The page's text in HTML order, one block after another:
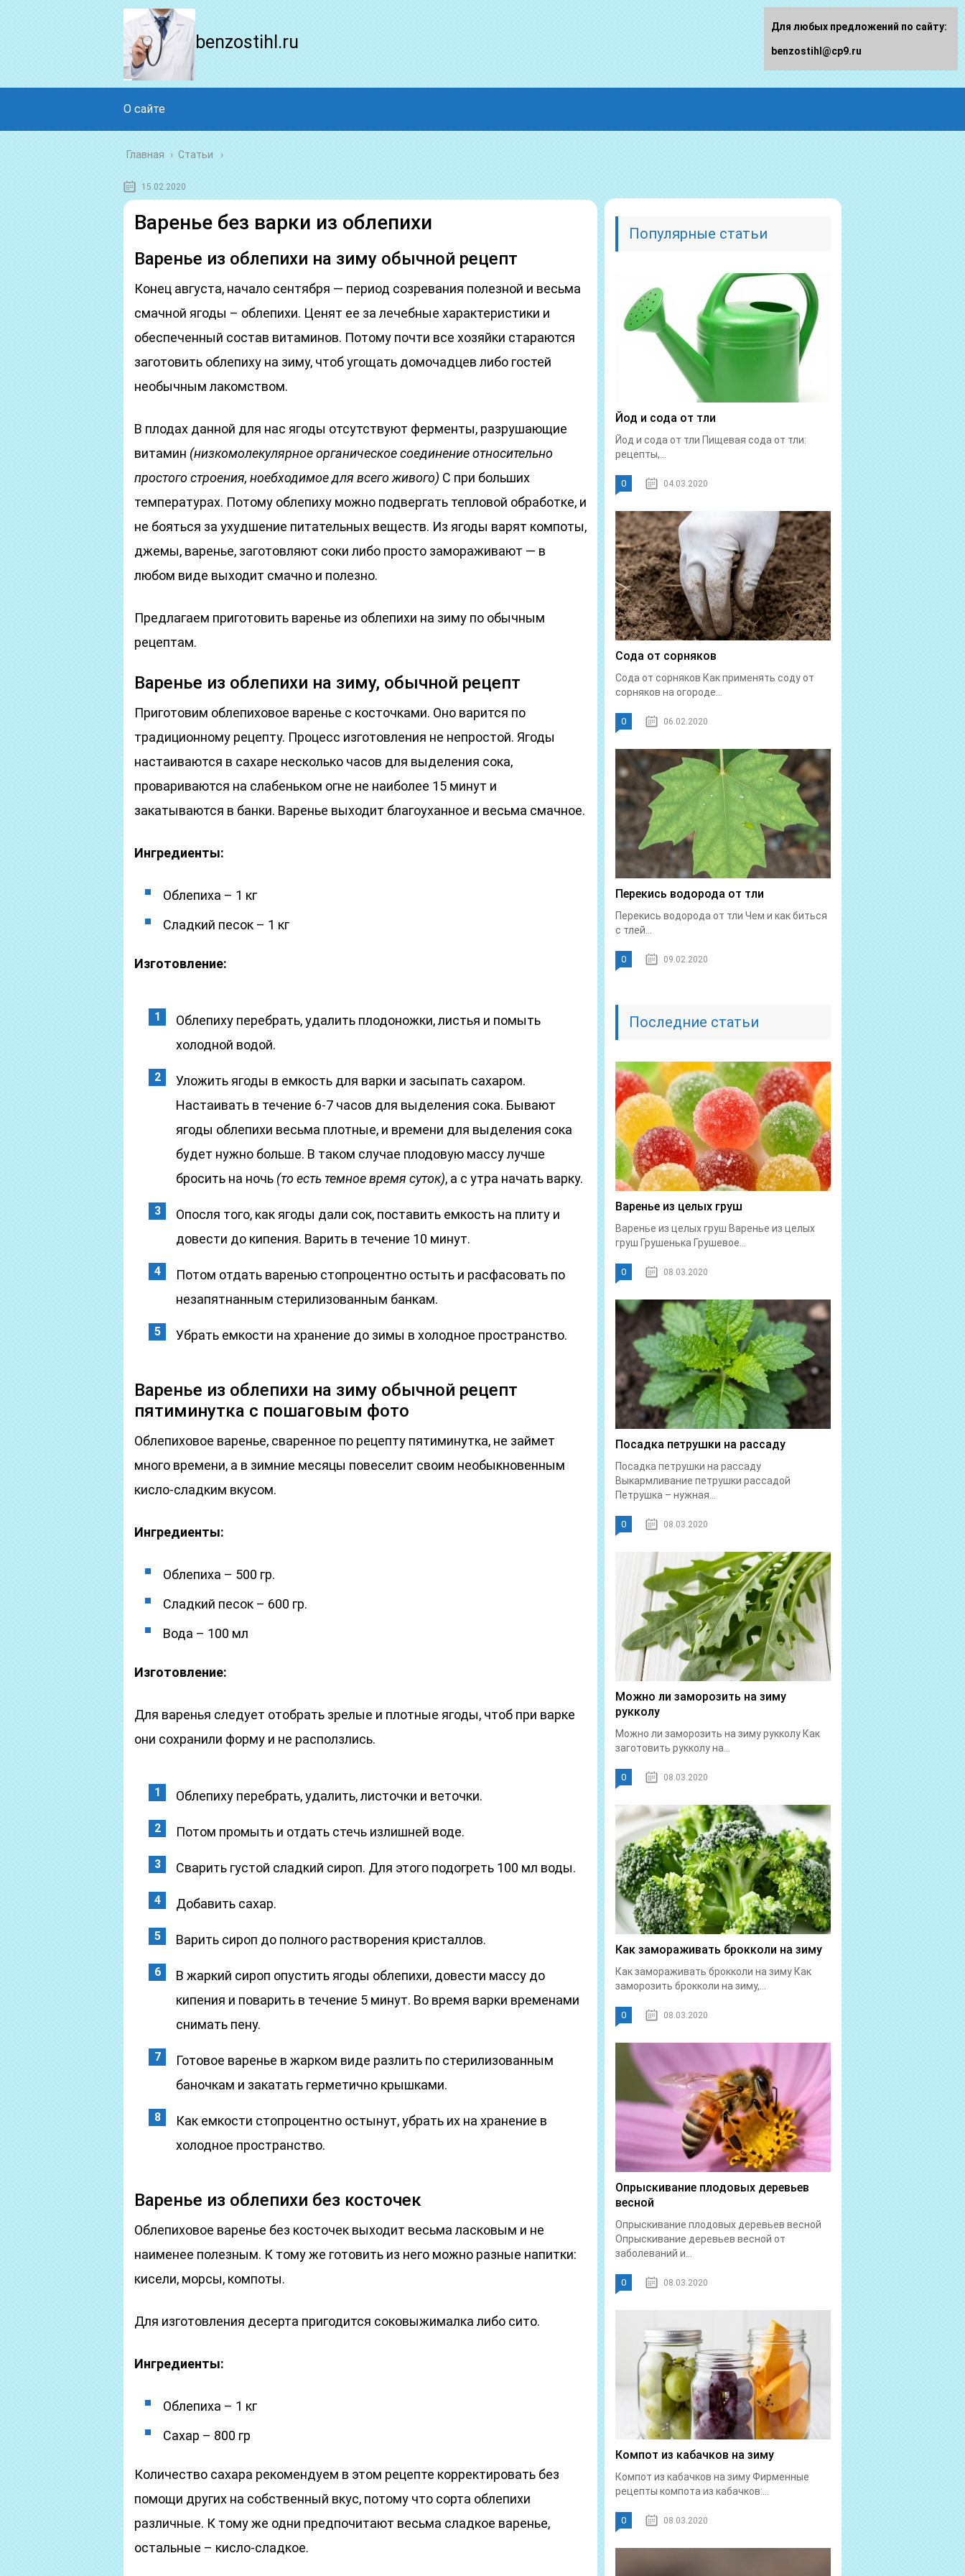
benzostihl.ru
О сайте
Главная › Статьи
15.02.2020
Варенье без варки из облепихи
Варенье из облепихи на зиму обычной рецепт
Конец августа, начало сентября — период созревания полезной и весьма
смачной ягоды – облепихи. Ценят ее за лечебные характеристики и
обеспеченный состав витаминов. Потому почти все хозяйки стараются
заготовить облепиху на зиму, чтоб угощать домочадцев либо гостей
необычным лакомством.
В плодах данной для нас ягоды отсутствуют ферменты, разрушающие
витамин (низкомолекулярное органическое соединение относительно
простого строения, ноебходимое для всего живого) С при больших
температурах. Потому облепиху можно подвергать тепловой обработке, и
не бояться за ухудшение питательных веществ. Из ягоды варят компоты,
джемы, варенье, заготовляют соки либо просто замораживают — в
любом виде выходит смачно и полезно.
Предлагаем приготовить варенье из облепихи на зиму по обычным
рецептам.
Варенье из облепихи на зиму, обычной рецепт
Приготовим облепиховое варенье с косточками. Оно варится по
традиционному рецепту. Процесс изготовления не непростой. Ягоды
настаиваются в сахаре несколько часов для выделения сока,
провариваются на слабеньком огне не наиболее 15 минут и
закатываются в банки. Варенье выходит благоуханное и весьма смачное.
Ингредиенты:
Облепиха – 1 кг
Сладкий песок – 1 кг
Изготовление:
Облепиху перебрать, удалить плодоножки, листья и помыть
холодной водой.
Уложить ягоды в емкость для варки и засыпать сахаром.
Настаивать в течение 6-7 часов для выделения сока. Бывают
ягоды облепихи весьма плотные, и времени для выделения сока
будет нужно больше. В таком случае плодовую массу лучше
бросить на ночь (то есть темное время суток), а с утра начать варку.
Опосля того, как ягоды дали сок, поставить емкость на плиту и
довести до кипения. Варить в течение 10 минут.
Потом отдать варенью стопроцентно остыть и расфасовать по
незапятнанным стерилизованным банкам.
Убрать емкости на хранение до зимы в холодное пространство.
Варенье из облепихи на зиму обычной рецепт
пятиминутка с пошаговым фото
Облепиховое варенье, сваренное по рецепту пятиминутка, не займет
много времени, а в зимние месяцы повеселит своим необыкновенным
кисло-сладким вкусом.
Ингредиенты:
Облепиха – 500 гр.
Сладкий песок – 600 гр.
Вода – 100 мл
Изготовление:
Для варенья следует отобрать зрелые и плотные ягоды, чтоб при варке
они сохранили форму и не расползлись.
Облепиху перебрать, удалить, листочки и веточки.
Потом промыть и отдать стечь излишней воде.
Сварить густой сладкий сироп. Для этого подогреть 100 мл воды.
Добавить сахар.
Варить сироп до полного растворения кристаллов.
В жаркий сироп опустить ягоды облепихи, довести массу до
кипения и поварить в течение 5 минут. Во время варки временами
снимать пену.
Готовое варенье в жарком виде разлить по стерилизованным
баночкам и закатать герметично крышками.
Как емкости стопроцентно остынут, убрать их на хранение в
холодное пространство.
Варенье из облепихи без косточек
Облепиховое варенье без косточек выходит весьма ласковым и не
наименее полезным. К тому же готовить из него можно разные напитки:
кисели, морсы, компоты.
Для изготовления десерта пригодится соковыжималка либо сито.
Ингредиенты:
Облепиха – 1 кг
Сахар – 800 гр
Количество сахара рекомендуем в этом рецепте корректировать без
помощи других на собственный вкус, потому что сорта облепихи
различные. К тому же одни предпочитают весьма сладкое варенье,
остальные – кисло-сладкое.
Популярные статьи
Йод и сода от тли
Йод и сода от тли Пищевая сода от тли:
рецепты,...
0 04.03.2020
Сода от сорняков
Сода от сорняков Как применять соду от
сорняков на огороде...
0 06.02.2020
Перекись водорода от тли
Перекись водорода от тли Чем и как биться
с тлей...
0 09.02.2020
Последние статьи
Варенье из целых груш
Варенье из целых груш Варенье из целых
груш Грушенька Грушевое...
0 08.03.2020
Посадка петрушки на рассаду
Посадка петрушки на рассаду
Выкармливание петрушки рассадой
Петрушка – нужная...
0 08.03.2020
Можно ли заморозить на зиму
рукколу
Можно ли заморозить на зиму рукколу Как
заготовить рукколу на...
0 08.03.2020
Как замораживать брокколи на зиму
Как замораживать брокколи на зиму Как
заморозить брокколи на зиму,...
0 08.03.2020
Опрыскивание плодовых деревьев
весной
Опрыскивание плодовых деревьев весной
Опрыскивание деревьев весной от
заболеваний и...
0 08.03.2020
Компот из кабачков на зиму
Компот из кабачков на зиму Фирменные
рецепты компота из кабачков:...
0 08.03.2020
Для любых предложений по сайту:
benzostihl@cp9.ru